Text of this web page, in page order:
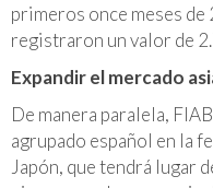
primeros once meses de
registraron un valor de
Expandir el mercado
De manera paralela,
agrupado español en la
Japón, que tendrá lugar